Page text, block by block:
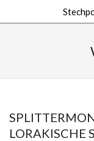
LORAKISCHE